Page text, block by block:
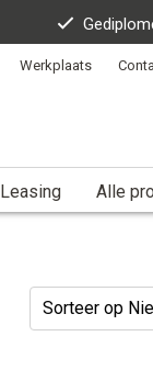
Werkplaats
Leasing Alle